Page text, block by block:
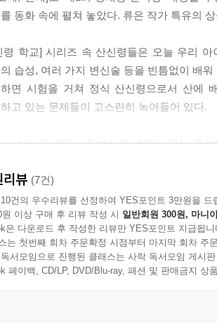
동화 속에 펼쳐 놓았다. 류은 작가 특유의
령 학교] 시리즈 속 산신령들은 오늘 우리
습성, 여러 가지 변신술 등을 빈틈없이 배
하면 시험을 거쳐 정식 산신령으로서 산에
고 있는 문제들이 고스란히 녹아들어 있다.
《산신령 학교 : 2 변신왕 대회》에서 올해
인간의 조화에 대해 생각할 기회를 누리길
리뷰 (7건)
건의 우수리뷰를 선정하여 YES포인트 3만원을 드
원 이상 구매 후 리뷰 작성 시 일반회원 300원, 마니
은 다운로드 후 작성한 리뷰만 YES포인트 지급됩니
는 첫번째 회차 주문확정 시점부터 마지막 회차 주
서모임으로 진행된 클래스는 사락 독서모임 게시
페이백, CD/LP, DVD/Blu-ray, 패션 및 판매금지 상